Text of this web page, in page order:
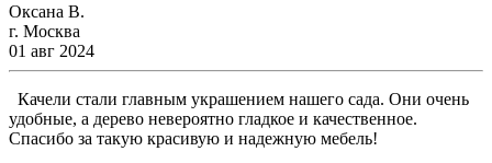
Оксана В.
г. Москва
01 авг 2024
Качели стали главным украшением нашего сада. Они очень
удобные, а дерево невероятно гладкое и качественное.
Спасибо за такую красивую и надежную мебель!